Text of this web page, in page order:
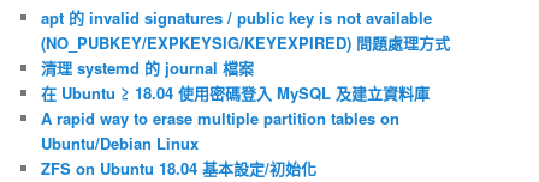
apt 的 invalid signatures / public key is not available
(NO_PUBKEY/EXPKEYSIG/KEYEXPIRED) 問題處理方式
清理 systemd 的 journal 檔案
在 Ubuntu ≥ 18.04 使用密碼登入 MySQL 及建立資料庫
A rapid way to erase multiple partition tables on
Ubuntu/Debian Linux
ZFS on Ubuntu 18.04 基本設定/初始化